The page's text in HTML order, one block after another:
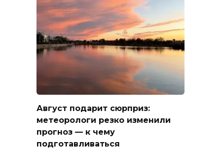
Август подарит сюрприз:
метеорологи резко изменили
прогноз — к чему
подготавливаться